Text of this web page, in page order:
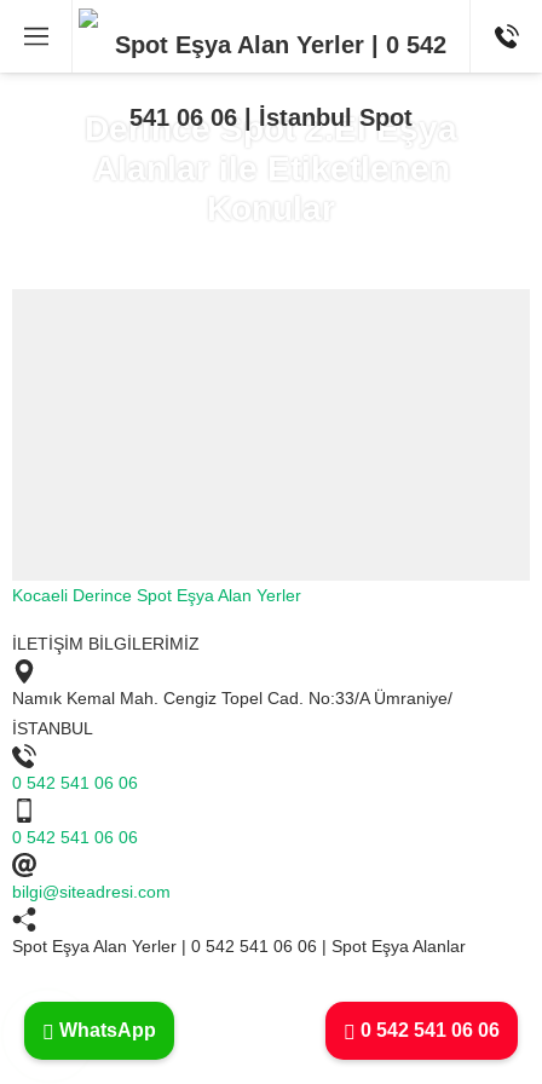
Derince Spot 2.El Eşya
Alanlar ile Etiketlenen
Konular
Kocaeli Derince Spot Eşya Alan Yerler
İLETİŞİM BİLGİLERİMİZ
Namık Kemal Mah. Cengiz Topel Cad. No:33/A Ümraniye/
İSTANBUL
0 542 541 06 06
0 542 541 06 06
bilgi@siteadresi.com
Spot Eşya Alan Yerler | 0 542 541 06 06 | Spot Eşya Alanlar
0 542 541 06 06
WhatsApp